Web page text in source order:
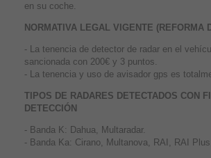
en su coche.
NORMATIVA LEGAL VIGENTE (REFORMA
- La tenencia de detector de radar en el
sancionada con 200€ y 3 puntos.
- La tenencia y uso de avisador gps es
TIPOS DE RADARES DETECTADOS CON
DETECCIÓN
- Banda K: Dahua, Multaradar.
- Banda Ka: Cirano, Multanova, RAI, RAI